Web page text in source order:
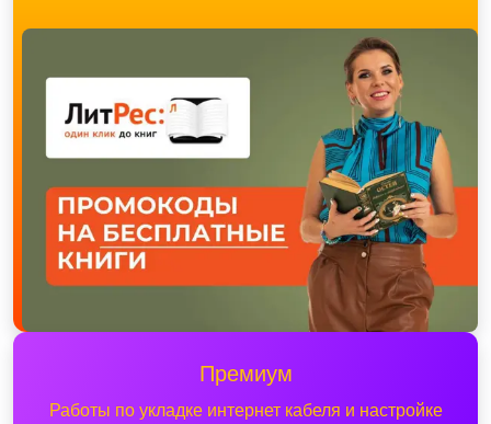
Премиум
Работы по укладке интернет кабеля и настройке